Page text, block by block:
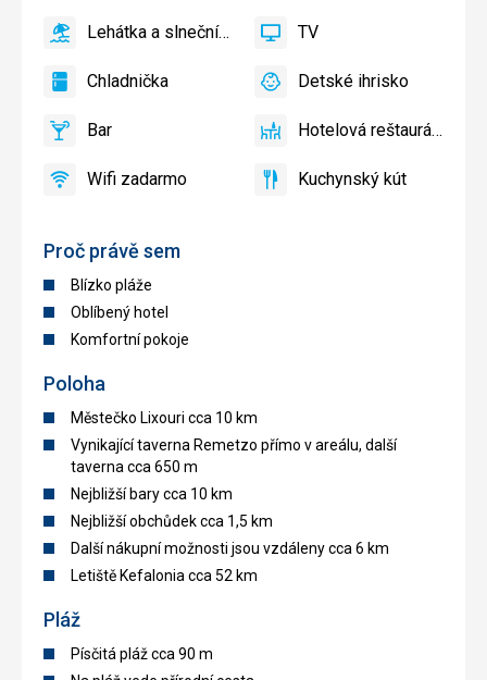
Proč právě sem
Blízko pláže
Oblíbený hotel
Komfortní pokoje
Poloha
Městečko Lixouri cca 10 km
Vynikající taverna Remetzo přímo v areálu, další
taverna cca 650 m
Nejbližší bary cca 10 km
Nejbližší obchůdek cca 1,5 km
Další nákupní možnosti jsou vzdáleny cca 6 km
Letiště Kefalonia cca 52 km
Pláž
Písčitá pláž cca 90 m
Lehátka
slnečníky
bazéne
Lehátka a slnečníky pri bazéne zadarmo
áno TV TV
áno
Chladnička
Chladnička
áno
DetskéDetské ihrisko
áno
Bar Bar
áno
Hotelová
Hotelová reštaurácia
áno
Wifi
Wifi zadarmo
áno
Kuchynský
Kuchynský kút
áno